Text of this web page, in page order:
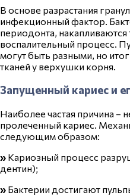
В основе разрастания
инфекционный фактор.
периодонта, накапливаются
воспалительный процесс.
могут быть разными, но
тканей у верхушки корня.
Запущенный кариес и
Наиболее частая причина –
пролеченный кариес.
следующим образом:
» Кариозный процесс
дентин);
» Бактерии достигают